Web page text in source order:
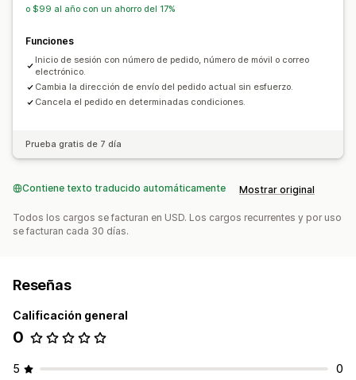
o $99 al año con un ahorro del 17%
Funciones
Inicio de sesión con número de pedido, número de móvil o correo
electrónico.
Cambia la dirección de envío del pedido actual sin esfuerzo.
Cancela el pedido en determinadas condiciones.
Prueba gratis de 7 día
Contiene texto traducido automáticamente Mostrar original
Todos los cargos se facturan en USD. Los cargos recurrentes y por uso
se facturan cada 30 días.
Reseñas
Calificación general
0
5 0